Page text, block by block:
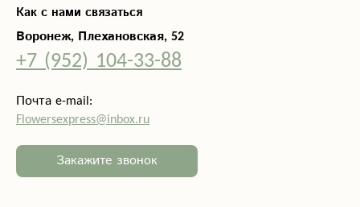
Как с нами связаться
Воронеж, Плехановская, 52
+7 (952) 104-33-88
Почта e-mail:
Flowersexpress@inbox.ru
Закажите звонок